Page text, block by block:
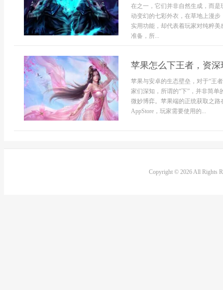
在之一，它们并非自然生成，而
动变幻的七彩外衣，在草地上漫
实用功能，却代表着玩家对纯粹
准备，所...
苹果怎么下王者，资
苹果与安卓的生态壁垒，对于“王
家们深知，所谓的“下”，并非简
微妙博弈。苹果端的正统获取之
AppStore，玩家需要使用的...
Copyright © 2026 All Rights